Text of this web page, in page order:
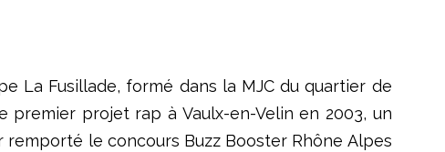
La Fusillade, formé dans la MJC du quartier de
premier projet rap à Vaulx-en-Velin en 2003, un
le concours Buzz Booster Rhône Alpes